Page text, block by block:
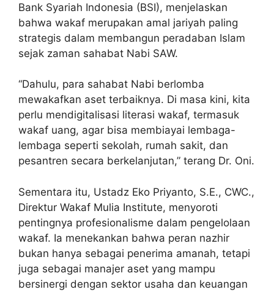
Bank Syariah Indonesia (BSI), menjelaskan
bahwa wakaf merupakan amal jariyah paling
strategis dalam membangun peradaban Islam
sejak zaman sahabat Nabi SAW.
“Dahulu, para sahabat Nabi berlomba
mewakafkan aset terbaiknya. Di masa kini, kita
perlu mendigitalisasi literasi wakaf, termasuk
wakaf uang, agar bisa membiayai lembaga-
lembaga seperti sekolah, rumah sakit, dan
pesantren secara berkelanjutan,” terang Dr. Oni.
Sementara itu, Ustadz Eko Priyanto, S.E., CWC.,
Direktur Wakaf Mulia Institute, menyoroti
pentingnya profesionalisme dalam pengelolaan
wakaf. Ia menekankan bahwa peran nazhir
bukan hanya sebagai penerima amanah, tetapi
juga sebagai manajer aset yang mampu
bersinergi dengan sektor usaha dan keuangan